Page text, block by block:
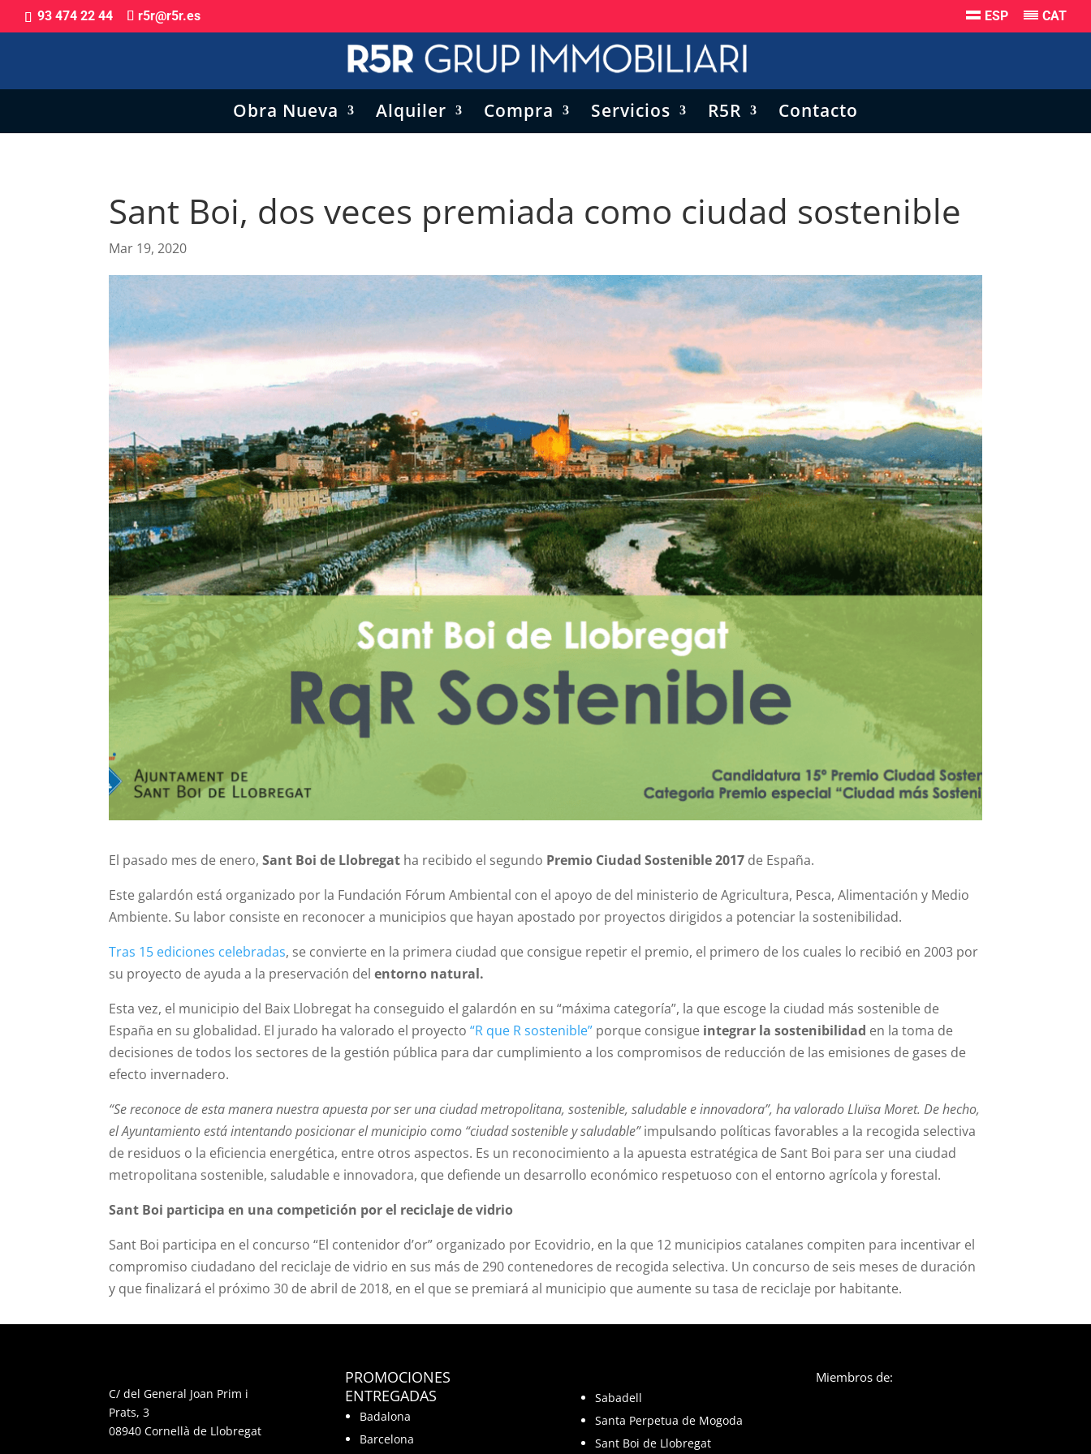
93 474 22 44 r5r@r5r.es ESP CAT
Obra Nueva Alquiler Compra Servicios R5R Contacto
Sant Boi, dos veces premiada como ciudad sostenible
Mar 19, 2020
El pasado mes de enero,Sant Boi de Llobregat ha recibido el segundo Premio Ciudad Sostenible 2017 de España.
Este galardón está organizado por la Fundación Fórum Ambiental con el apoyo de del ministerio de Agricultura, Pesca, Alimentación y Medio
Ambiente. Su labor consiste en reconocer a municipios que hayan apostado por proyectos dirigidos a potenciar la sostenibilidad.
Tras 15 ediciones celebradas, se convierte en la primera ciudad que consigue repetir el premio, el primero de los cuales lo recibió en 2003 por
su proyecto de ayuda a la preservación delentorno natural.
Esta vez, el municipio del Baix Llobregat ha conseguido el galardón en su “máxima categoría”, la que escoge la ciudad más sostenible de
España en su globalidad. El jurado ha valorado el proyecto“R que R sostenible” porque consigue integrar la sostenibilidad en la toma de
decisiones de todos los sectores de la gestión pública para dar cumplimiento a los compromisos de reducción de las emisiones de gases de
efecto invernadero.
“Se reconoce de esta manera nuestra apuesta por ser una ciudad metropolitana, sostenible, saludable e innovadora”, ha valorado Lluïsa Moret. De hecho,
el Ayuntamiento está intentando posicionar el municipio como “ciudad sostenible y saludable”impulsando políticas favorables a la recogida selectiva
de residuos o la eficiencia energética, entre otros aspectos. Es un reconocimiento a la apuesta estratégica de Sant Boi para ser una ciudad
metropolitana sostenible, saludable e innovadora, que defiende un desarrollo económico respetuoso con el entorno agrícola y forestal.
Sant Boi participa en una competición por el reciclaje de vidrio
Sant Boi participa en el concurso “El contenidor d’or” organizado por Ecovidrio, en la que 12 municipios catalanes compiten para incentivar el
compromiso ciudadano del reciclaje de vidrio en sus más de 290 contenedores de recogida selectiva. Un concurso de seis meses de duración
y que finalizará el próximo 30 de abril de 2018, en el que se premiará al municipio que aumente su tasa de reciclaje por habitante.
C/ del General Joan Prim i
Prats, 3
08940 Cornellà de Llobregat
PROMOCIONES
ENTREGADAS
Badalona
Barcelona
Sabadell
Santa Perpetua de Mogoda
Sant Boi de Llobregat
Miembros de: